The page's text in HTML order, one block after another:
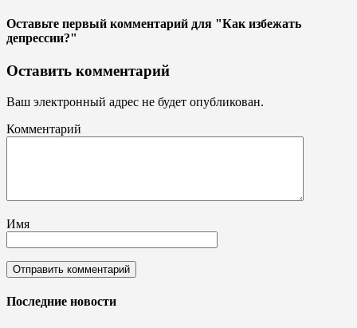
Оставьте первый комментарий для "Как избежать
депрессии?"
Оставить комментарий
Ваш электронный адрес не будет опубликован.
Комментарий
Имя
Последние новости